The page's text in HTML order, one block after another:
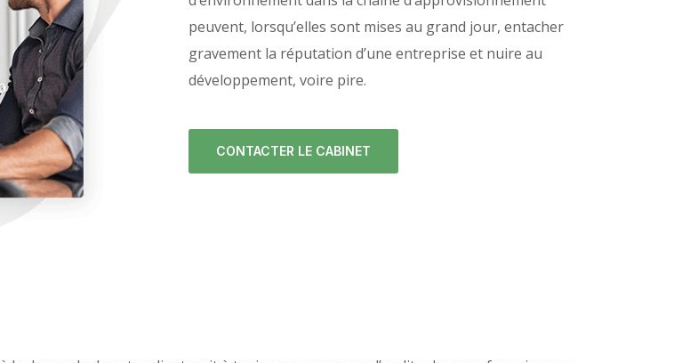
peuvent, lorsqu’elles sont mises au grand jour, entacher
gravement la réputation d’une entreprise et nuire au
développement, voire pire.
CONTACTER LE CABINET